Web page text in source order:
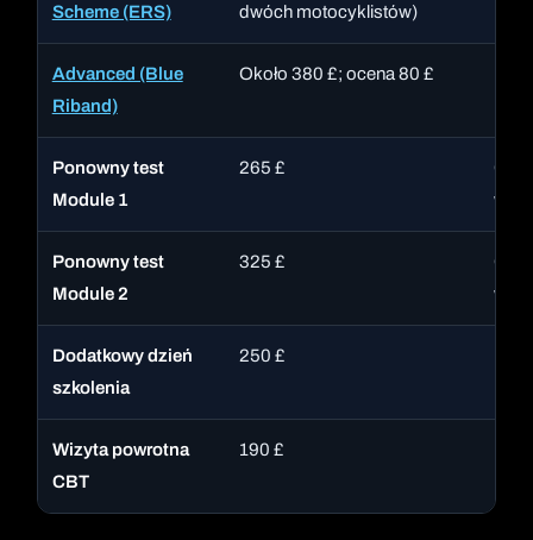
Scheme (ERS)
dwóch motocyklistów)
Advanced (Blue
Riband)
Około 380 £; ocena 80 £
Ponowny test
Module 1
265 £
Ponowny test
Module 2
325 £
Dodatkowy dzień
szkolenia
250 £
Wizyta powrotna
CBT
190 £